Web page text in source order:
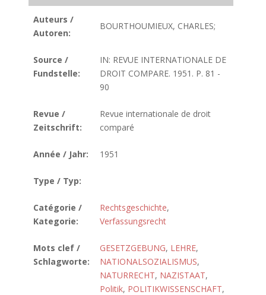
Auteurs /
Autoren:
BOURTHOUMIEUX, CHARLES;
Source /
Fundstelle:
IN: REVUE INTERNATIONALE DE
DROIT COMPARE. 1951. P. 81 -
90
Revue /
Zeitschrift:
Revue internationale de droit
comparé
Année / Jahr: 1951
Type / Typ:
Catégorie /
Kategorie:
Rechtsgeschichte,
Verfassungsrecht
Mots clef /
Schlagworte:
GESETZGEBUNG, LEHRE,
NATIONALSOZIALISMUS,
NATURRECHT, NAZISTAAT,
Politik, POLITIKWISSENSCHAFT,